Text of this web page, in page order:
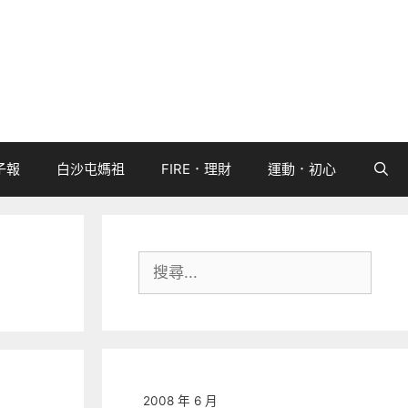
報 白沙屯媽祖 FIRE．理財 運動．初心
尋:
2008 年 6 月